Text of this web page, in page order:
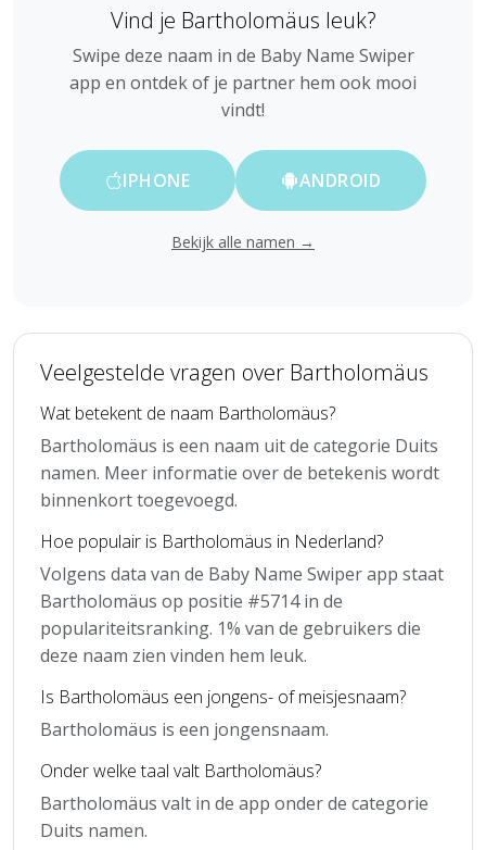
Vind je Bartholomäus leuk?
Swipe deze naam in de Baby Name Swiper
app en ontdek of je partner hem ook mooi
vindt!
IPHONE ANDROID
Bekijk alle namen →
Veelgestelde vragen over Bartholomäus
Wat betekent de naam Bartholomäus?
Bartholomäus is een naam uit de categorie Duits
namen. Meer informatie over de betekenis wordt
binnenkort toegevoegd.
Hoe populair is Bartholomäus in Nederland?
Volgens data van de Baby Name Swiper app staat
Bartholomäus op positie #5714 in de
populariteitsranking. 1% van de gebruikers die
deze naam zien vinden hem leuk.
Is Bartholomäus een jongens- of meisjesnaam?
Bartholomäus is een jongensnaam.
Onder welke taal valt Bartholomäus?
Bartholomäus valt in de app onder de categorie
Duits namen.